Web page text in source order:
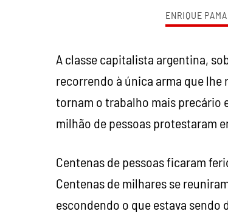
ENRIQUE
A classe capitalista argentina,
recorrendo à única arma que
tornam o trabalho mais precário
milhão de pessoas protestaram
Centenas de pessoas ficaram
Centenas de milhares se
escondendo o que estava sendo